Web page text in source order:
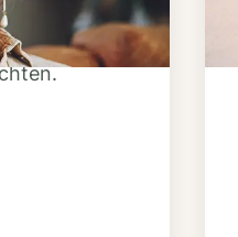
werden
Vorrat